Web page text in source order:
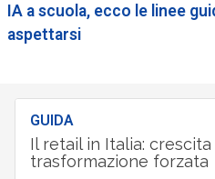
IA a scuola, ecco le linee
aspettarsi
GUIDA
Il retail in Italia:
trasformazione forzata